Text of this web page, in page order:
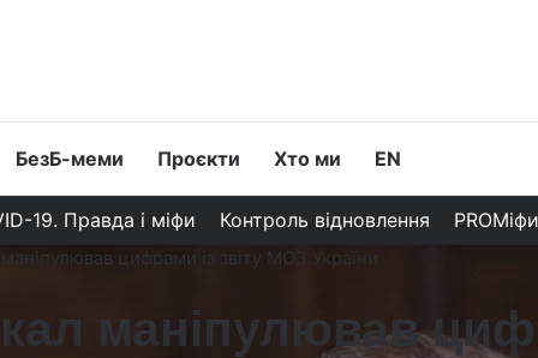
БезБ-меми Проєкти Хто ми EN
19. Правда і міфи Контроль відновлення PROМіфи
цифрами із звіту МОЗ України
маніпулював